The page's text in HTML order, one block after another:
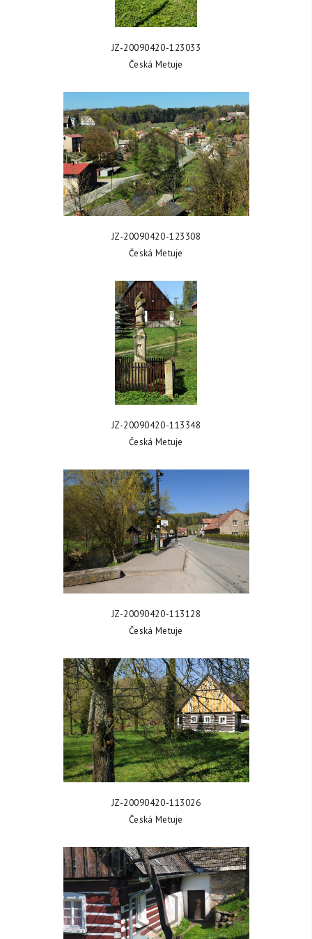
ZOBRAZIT FOTKU
JZ-20090420-123033
Česká Metuje
ZOBRAZIT FOTKU
JZ-20090420-123308
Česká Metuje
ZOBRAZIT FOTKU
JZ-20090420-113348
Česká Metuje
ZOBRAZIT FOTKU
JZ-20090420-113128
Česká Metuje
ZOBRAZIT FOTKU
JZ-20090420-113026
Česká Metuje